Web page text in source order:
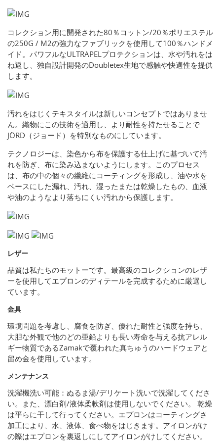
コレクション用に開発された80％コットン/20％ポリエステル
の250G / M2の強力なファブリックを使用して100％ハンドメ
イド。パワフルなULTRAPELプロテクションは、水や汚れをは
ね返し、独自設計開発のDoubletex生地で感触や快適性を提供
します。
汚れをはじくテキスタイルは新しいコンセプトではありませ
ん。織物にこの技術を適用し、より耐性を持たせることで
JÖRD（ジョード）を特別なものにしています。
テクノロジーは、染色から布を保護する仕上げに基づいて汚
れを防ぎ、布に染み込まないようにします。このプロセス
は、布の中の個々の繊維にコーティングを形成し、油や水を
ベースにした漏れ、汚れ、湿ったまたは乾燥したもの、血液
や油のようなより落ちにくい汚れから保護します。
レザー
品質は私たちのモットーです。最高級のコレクションのレザ
ーを使用してエプロンのディテールを完成するために厳選し
ています。
金具
環境問題を考慮し、腐食を防ぎ、優れた耐性と強度を持ち、
大胆な外観で他のどの亜鉛よりも長い寿命を与える抗アレル
ギー物質であるZamakで覆われた真ちゅうのハードウェアと
留め金を使用しています。
メンテナンス
洗濯機洗い可能：ぬるま湯/デリケート洗いで洗濯してくださ
い。また、漂白剤/液体柔軟剤は使用しないでください。 乾燥
は平らに干して行ってください。エプロンはコーティングさ
加工により、水、液体、食べ物をはじきます。アイロンがけ
の際はエプロンを裏返しにしてアイロンがけしてください。